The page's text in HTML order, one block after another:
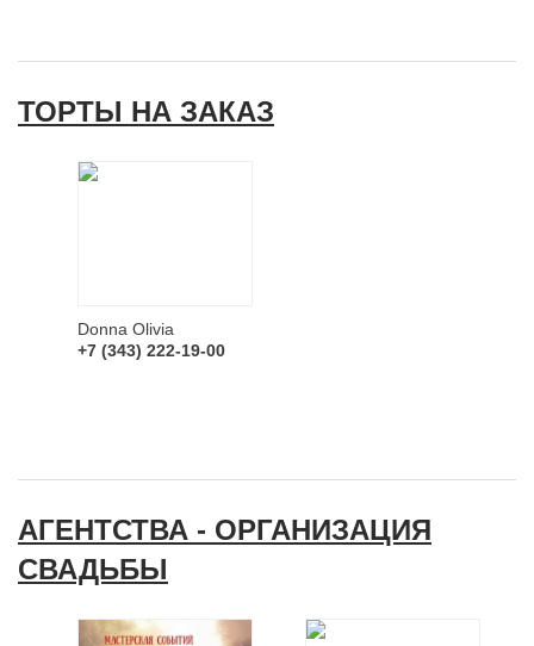
ТОРТЫ НА ЗАКАЗ
Donna Olivia
+7 (343) 222-19-00
АГЕНТСТВА - ОРГАНИЗАЦИЯ
СВАДЬБЫ